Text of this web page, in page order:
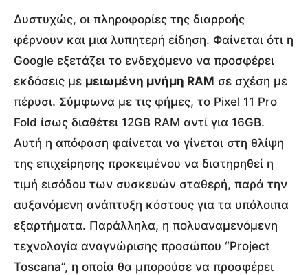
Δυστυχώς, οι πληροφορίες της διαρροής
φέρνουν και μια λυπητερή είδηση. Φαίνεται ότι η
Google εξετάζει το ενδεχόμενο να προσφέρει
εκδόσεις με μειωμένη μνήμη RAM σε σχέση με
πέρυσι. Σύμφωνα με τις φήμες, το Pixel 11 Pro
Fold ίσως διαθέτει 12GB RAM αντί για 16GB.
Αυτή η απόφαση φαίνεται να γίνεται στη θλίψη
της επιχείρησης προκειμένου να διατηρηθεί η
τιμή εισόδου των συσκευών σταθερή, παρά την
αυξανόμενη ανάπτυξη κόστους για τα υπόλοιπα
εξαρτήματα. Παράλληλα, η πολυαναμενόμενη
τεχνολογία αναγνώρισης προσώπου “Project
Toscana”, η οποία θα μπορούσε να προσφέρει